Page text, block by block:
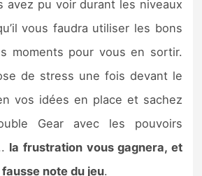
avez pu voir durant les niveaux
vous faudra utiliser les bons
moments pour vous en sortir.
de stress une fois devant le
vos idées en place et sachez
Gear avec les pouvoirs
la frustration vous gagnera, et
fausse note du jeu.